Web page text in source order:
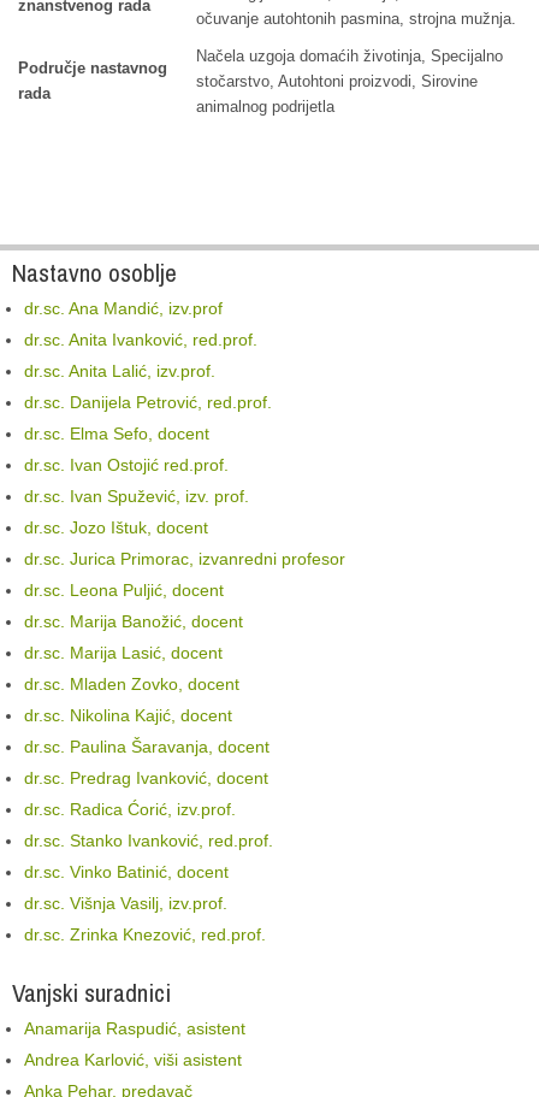
znanstvenog rada
očuvanje autohtonih pasmina, strojna mužnja.
Područje nastavnog
rada
Načela uzgoja domaćih životinja, Specijalno
stočarstvo, Autohtoni proizvodi, Sirovine
animalnog podrijetla
Nastavno osoblje
dr.sc. Ana Mandić, izv.prof
dr.sc. Anita Ivanković, red.prof.
dr.sc. Anita Lalić, izv.prof.
dr.sc. Danijela Petrović, red.prof.
dr.sc. Elma Sefo, docent
dr.sc. Ivan Ostojić red.prof.
dr.sc. Ivan Spužević, izv. prof.
dr.sc. Jozo Ištuk, docent
dr.sc. Jurica Primorac, izvanredni profesor
dr.sc. Leona Puljić, docent
dr.sc. Marija Banožić, docent
dr.sc. Marija Lasić, docent
dr.sc. Mladen Zovko, docent
dr.sc. Nikolina Kajić, docent
dr.sc. Paulina Šaravanja, docent
dr.sc. Predrag Ivanković, docent
dr.sc. Radica Ćorić, izv.prof.
dr.sc. Stanko Ivanković, red.prof.
dr.sc. Vinko Batinić, docent
dr.sc. Višnja Vasilj, izv.prof.
dr.sc. Zrinka Knezović, red.prof.
Vanjski suradnici
Anamarija Raspudić, asistent
Andrea Karlović, viši asistent
Anka Pehar, predavač